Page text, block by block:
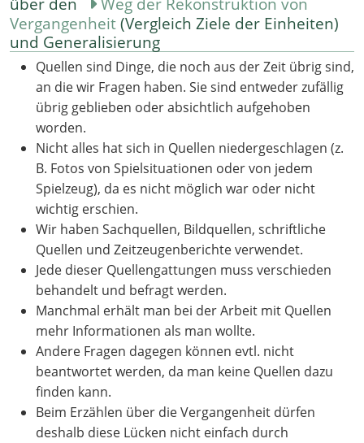
Vergangenheit(Vergleich Ziele der Einheiten)
und Generalisierung
Quellen sind Dinge, die noch aus der Zeit übrig sind,
an die wir Fragen haben. Sie sind entweder zufällig
übrig geblieben oder absichtlich aufgehoben
worden.
Nicht alles hat sich in Quellen niedergeschlagen (z.
B. Fotos von Spielsituationen oder von jedem
Spielzeug), da es nicht möglich war oder nicht
wichtig erschien.
Wir haben Sachquellen, Bildquellen, schriftliche
Quellen und Zeitzeugenberichte verwendet.
Jede dieser Quellengattungen muss verschieden
behandelt und befragt werden.
Manchmal erhält man bei der Arbeit mit Quellen
mehr Informationen als man wollte.
Andere Fragen dagegen können evtl. nicht
beantwortet werden, da man keine Quellen dazu
finden kann.
Beim Erzählen über die Vergangenheit dürfen
deshalb diese Lücken nicht einfach durch